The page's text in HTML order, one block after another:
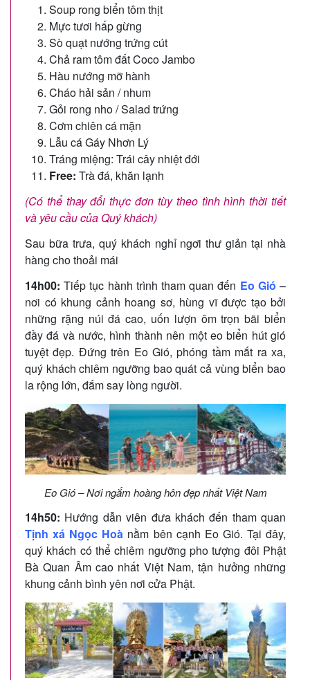
Soup rong biển tôm thịt
Mực tươi hấp gừng
Sò quạt nướng trứng cút
Chả ram tôm đất Coco Jambo
Hàu nướng mỡ hành
Cháo hải sản / nhum
Gỏi rong nho / Salad trứng
Cơm chiên cá mặn
Lẫu cá Gáy Nhơn Lý
Tráng miệng: Trái cây nhiệt đới
Free: Trà đá, khăn lạnh
(Có thể thay đổi thực đơn tùy theo tình hình thời tiết
và yêu cầu của Quý khách)
Sau bữa trưa, quý khách nghỉ ngơi thư giản tại nhà
hàng cho thoải mái
14h00:Tiếp tục hành trình tham quan đến Eo Gió –
nơi có khung cảnh hoang sơ, hùng vĩ được tạo bởi
những rặng núi đá cao, uốn lượn ôm trọn bãi biển
đầy đá và nước, hình thành nên một eo biển hút gió
tuyệt đẹp. Đứng trên Eo Gió, phóng tầm mắt ra xa,
quý khách chiêm ngưỡng bao quát cả vùng biển bao
la rộng lớn, đắm say lòng người.
Eo Gió – Nơi ngắm hoàng hôn đẹp nhất Việt Nam
14h50: Hướng dẫn viên đưa khách đến tham quan
Tịnh xá Ngọc Hoà nằm bên cạnh Eo Gió. Tại đây,
quý khách có thể chiêm ngưỡng pho tượng đôi Phật
Bà Quan Âm cao nhất Việt Nam, tận hưởng những
khung cảnh bình yên nơi cửa Phật.